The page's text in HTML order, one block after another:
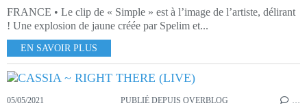
FRANCE • Le clip de « Simple » est à l’image de l’artiste, délirant
! Une explosion de jaune créée par Spelim et...
EN SAVOIR PLUS
05/05/2021 PUBLIÉ DEPUIS OVERBLOG